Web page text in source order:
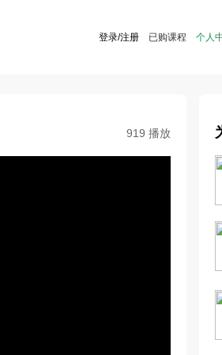
登录/注册 已购课程 个人
919 播放